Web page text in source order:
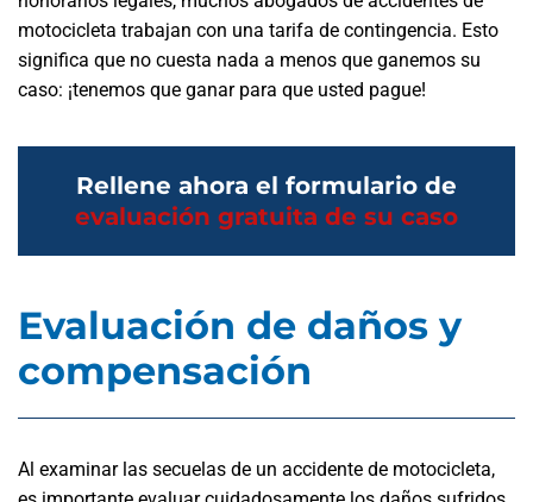
motocicleta trabajan con una tarifa de contingencia. Esto
significa que no cuesta nada a menos que ganemos su
caso: ¡tenemos que ganar para que usted pague!
Rellene ahora el formulario de
evaluación gratuita de su caso
Evaluación de daños y
compensación
Al examinar las secuelas de un accidente de motocicleta,